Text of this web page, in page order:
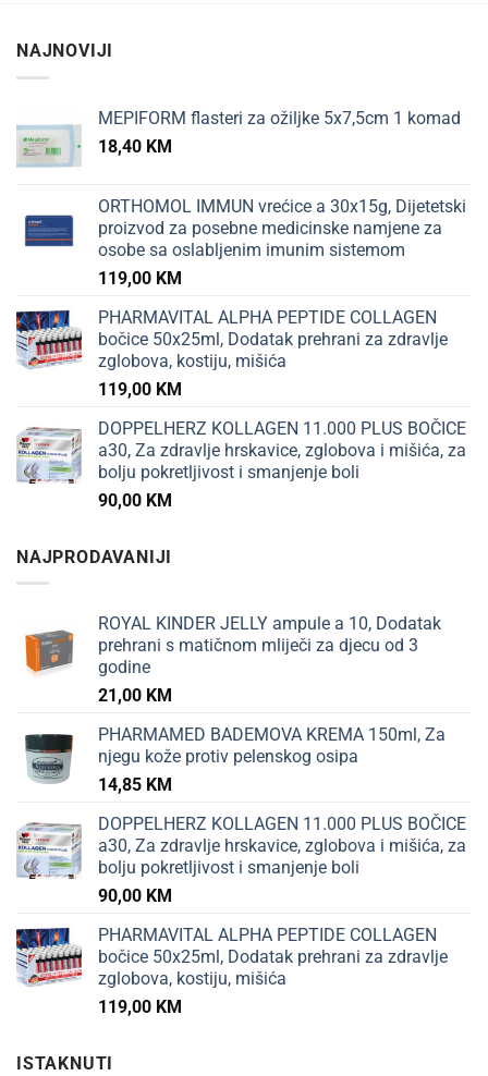
NAJNOVIJI
MEPIFORM flasteri za ožiljke 5x7,5cm 1 komad
18,40 KM
ORTHOMOL IMMUN vrećice a 30x15g, Dijetetski
proizvod za posebne medicinske namjene za
osobe sa oslabljenim imunim sistemom
119,00 KM
PHARMAVITAL ALPHA PEPTIDE COLLAGEN
bočice 50x25ml, Dodatak prehrani za zdravlje
zglobova, kostiju, mišića
119,00 KM
DOPPELHERZ KOLLAGEN 11.000 PLUS BOČICE
a30, Za zdravlje hrskavice, zglobova i mišića, za
bolju pokretljivost i smanjenje boli
90,00 KM
NAJPRODAVANIJI
ROYAL KINDER JELLY ampule a 10, Dodatak
prehrani s matičnom mliječi za djecu od 3
godine
21,00 KM
PHARMAMED BADEMOVA KREMA 150ml, Za
njegu kože protiv pelenskog osipa
14,85 KM
DOPPELHERZ KOLLAGEN 11.000 PLUS BOČICE
a30, Za zdravlje hrskavice, zglobova i mišića, za
bolju pokretljivost i smanjenje boli
90,00 KM
PHARMAVITAL ALPHA PEPTIDE COLLAGEN
bočice 50x25ml, Dodatak prehrani za zdravlje
zglobova, kostiju, mišića
119,00 KM
ISTAKNUTI